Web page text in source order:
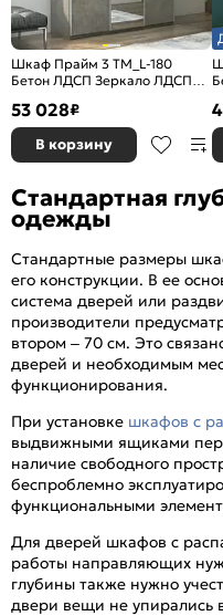
Шкаф Прайм 3 TM_L-180
Бетон ЛДСП Зеркало ЛДСП
53 028₽
В корзину
Стандартная
одежды
Стандартные размеры
его конструкции. В ее
система дверей или
производители
втором – 70 см. Это
дверей и необходимым
функционирования.
При установке шкафов с
выдвижными ящиками
наличие свободного
беспроблемно
функциональными
Для дверей шкафов с
работы направляющих
глубины также нужно
двери вещи не упирались